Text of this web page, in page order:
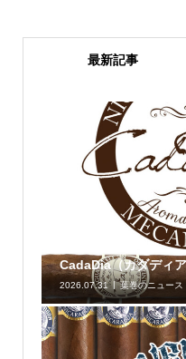
最新記事
CadaDia（カダディ
2026.07.31 葉巻のニュース